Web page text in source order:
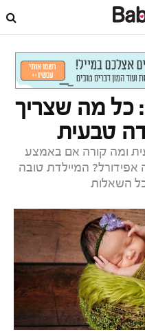
כל מה שצריך
טבעית
ומה קורה אם באמצע
אפידורל? המיילדת טובה
כל השאלות